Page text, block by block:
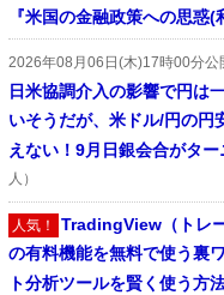
『米国の金融政策への思惑
2026年08月06日(木)17時00分公
日米協調介入の影響で円は
いそうだが、米ドル/円の円
えない！9月日銀会合がタ
人）
人気！ TradingView（トレ
の有料機能を無料で使う裏
ト分析ツールを賢く使う方